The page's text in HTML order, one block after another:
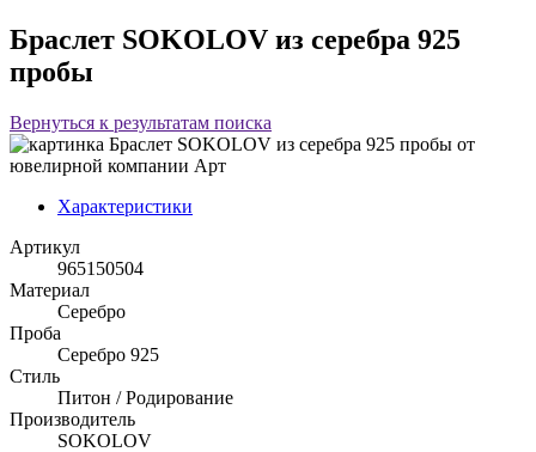
Браслет SOKOLOV из серебра 925
пробы
Вернуться к результатам поиска
Характеристики
Артикул
965150504
Материал
Серебро
Проба
Серебро 925
Стиль
Питон / Родирование
Производитель
SOKOLOV